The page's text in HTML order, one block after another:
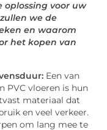
oplossing voor uw
we de
en waarom
het kopen van
Een van
PVC vloeren is hun
materiaal dat
en veel verkeer.
om lang mee te